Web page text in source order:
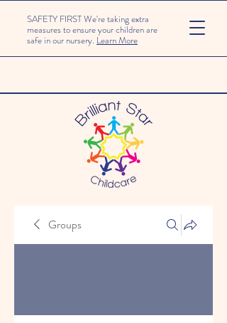
SAFETY FIRST We're taking extra
measures to ensure your children are
safe in our nursery. Learn More
Groups